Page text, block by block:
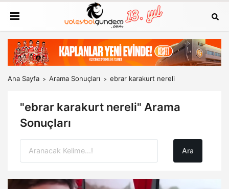
Ana Sayfa Arama Sonuçları ebrar karakurt nereli
"ebrar karakurt nereli" Arama
Sonuçları